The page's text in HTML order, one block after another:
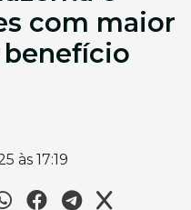
com maior
às 17:19